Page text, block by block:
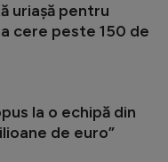
uriașă pentru
cere peste 150 de
la o echipă din
de euro”